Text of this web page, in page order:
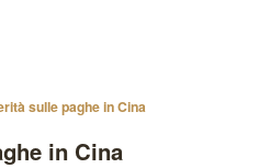
sulle paghe in Cina
in Cina